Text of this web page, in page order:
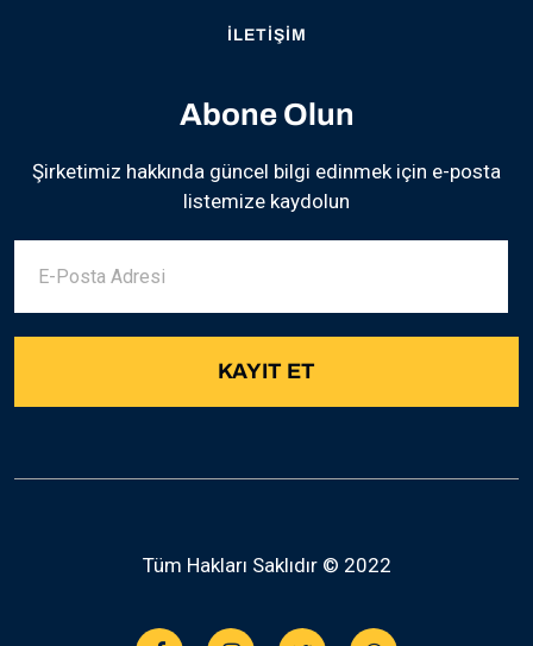
İLETIŞIM
Abone Olun
Şirketimiz hakkında güncel bilgi edinmek için e-posta
listemize kaydolun
Tüm Hakları Saklıdır © 2022